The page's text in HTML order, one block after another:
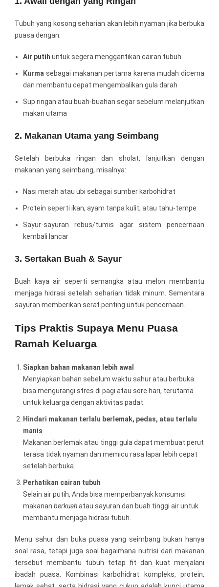
Tubuh yang kosong seharian akan lebih nyaman jika berbuka
puasa dengan:
Air putih untuk segera menggantikan cairan tubuh
Kurma sebagai makanan pertama karena mudah dicerna
dan membantu cepat mengembalikan gula darah
Sup ringan atau buah-buahan segar sebelum melanjutkan
makan utama
2. Makanan Utama yang Seimbang
Setelah berbuka ringan dan sholat, lanjutkan dengan
makanan yang seimbang, misalnya:
Nasi merah atau ubi sebagai sumber karbohidrat
Protein seperti ikan, ayam tanpa kulit, atau tahu-tempe
Sayur-sayuran rebus/tumis agar sistem pencernaan
kembali lancar
3. Sertakan Buah & Sayur
Buah kaya air seperti semangka atau melon membantu
menjaga hidrasi setelah seharian tidak minum. Sementara
sayuran memberikan serat penting untuk pencernaan.
Tips Praktis Supaya Menu Puasa
Ramah Keluarga
Siapkan bahan makanan lebih awal
Menyiapkan bahan sebelum waktu sahur atau berbuka
bisa mengurangi stres di pagi atau sore hari, terutama
untuk keluarga dengan aktivitas padat.
Hindari makanan terlalu berlemak, pedas, atau terlalu
manis
Makanan berlemak atau tinggi gula dapat membuat perut
terasa tidak nyaman dan memicu rasa lapar lebih cepat
setelah berbuka.
Perhatikan cairan tubuh
Selain air putih, Anda bisa memperbanyak konsumsi
makanan berkuahatau sayuran dan buah tinggi air untuk
membantu menjaga hidrasi tubuh.
Menu sahur dan buka puasa yang seimbang bukan hanya
soal rasa, tetapi juga soal bagaimana nutrisi dari makanan
tersebut membantu tubuh tetap fit dan kuat menjalani
ibadah puasa. Kombinasi karbohidrat kompleks, protein,